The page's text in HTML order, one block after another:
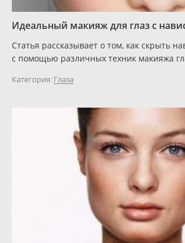
Идеальный макияж для глаз с
Статья рассказывает о том, как скрыть
с помощью различных техник макияжа
Категория: Глаза